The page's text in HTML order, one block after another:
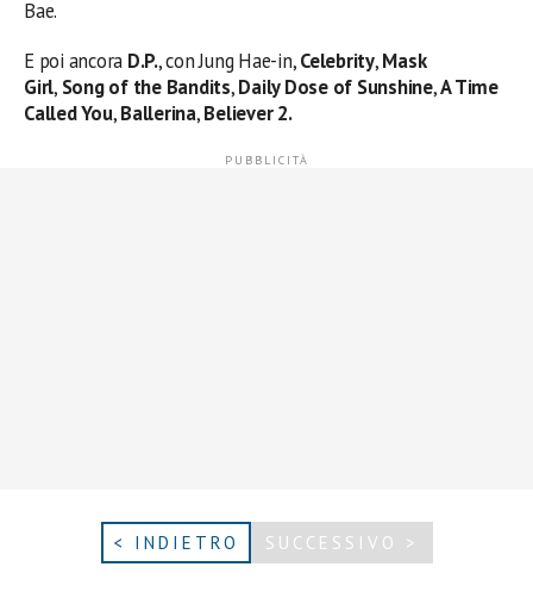
Bae.
E poi ancora D.P., con Jung Hae-in,Celebrity,Mask
Girl, Song of the Bandits,Daily Dose of Sunshine,A Time
Called You,Ballerina,Believer 2.
< INDIETRO SUCCESSIVO >